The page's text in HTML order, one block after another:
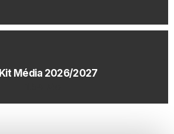
Kit Média 2026/2027